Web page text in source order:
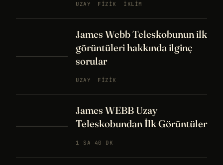
UZAY FIZIK İKLIM
James Webb Teleskobunun ilk
görüntüleri hakkında ilginç
sorular
UZAY FIZIK
James WEBB Uzay
Teleskobundan İlk Görüntüler
1 SA 40 DK